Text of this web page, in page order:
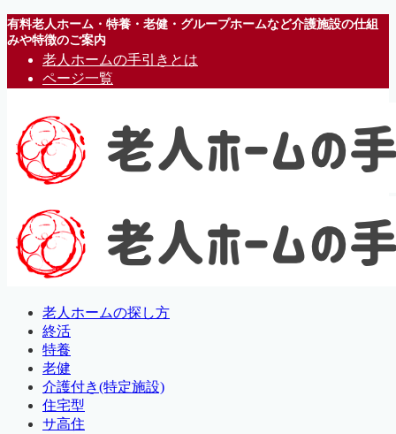
有料老人ホーム・特養・老健・グループホームなど介護施設の仕組
みや特徴のご案内
老人ホームの手引きとは
ページ一覧
老人ホームの探し方
終活
特養
老健
介護付き(特定施設)
住宅型
サ高住